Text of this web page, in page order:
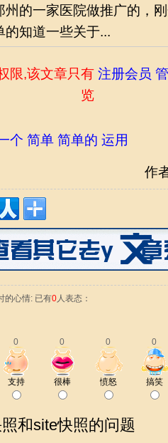
州的一家医院做推广的，
的知道一些关于...
限,该文章只有 注册会员
览
个 简单 简单的 运用
作
的心情: 已有0人表态：
0 0 0 0
支持 很棒 愤怒 搞笑
和site快照的问题